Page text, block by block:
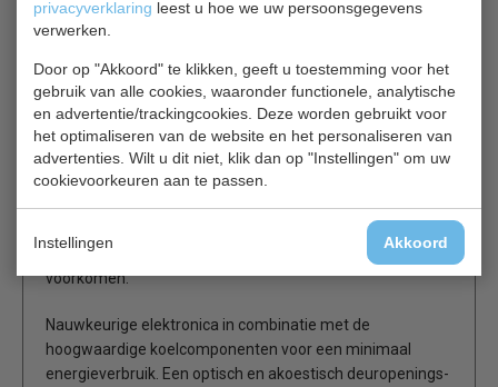
privacyverklaring leest u hoe we uw persoonsgegevens
verwerken.
Door op "Akkoord" te klikken, geeft u toestemming voor het
gebruik van alle cookies, waaronder functionele, analytische
en advertentie/trackingcookies. Deze worden gebruikt voor
het optimaliseren van de website en het personaliseren van
advertenties. Wilt u dit niet, klik dan op "Instellingen" om uw
cookievoorkeuren aan te passen.
Instellingen Akkoord
De compacte condensorunit met afneembaar filter is
speciaal ontworpen voor de omstandigheden in de
bakkerijen en banketbakkerijen.
Met minimaal onderhoud kan het koelvermogen jarenlang
behouden blijven.
De d.m.v. cataforese gecoqte verdamper biedt
bescherming tegen agressieve en corrosie
veroorzakende stoffen als zouten en vruchtensuikers,
zoals die in de bakkerijen en banketbakkerijen kunnen
voorkomen.
Nauwkeurige elektronica in combinatie met de
hoogwaardige koelcomponenten voor een minimaal
energieverbruik. Een optisch en akoestisch deuropenings-